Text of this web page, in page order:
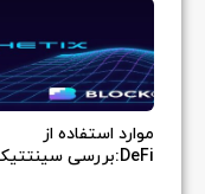
موارد استفاده از
DeFi:بررسی سینتتیک